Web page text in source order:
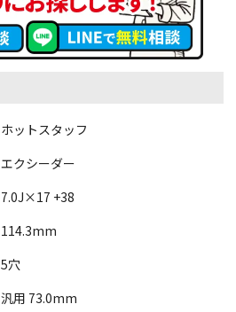
ホットスタッフ
エクシーダー
7.0J×17 +38
114.3mm
5穴
汎用 73.0mm